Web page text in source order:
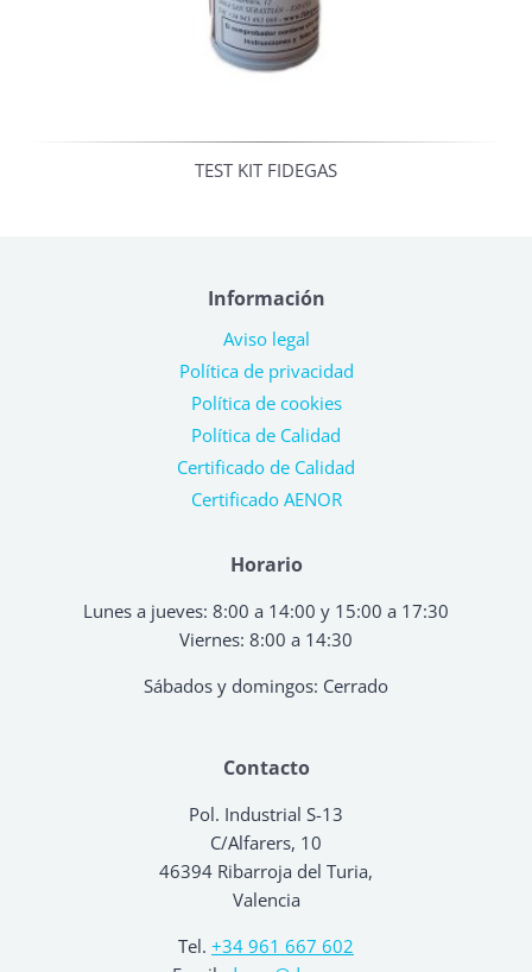
TEST KIT FIDEGAS
Contacto
Pol. Industrial S-13
C/Alfarers, 10
46394 Ribarroja del Turia,
Valencia
Tel. +34 961 667 602
Horario
Lunes a jueves: 8:00 a 14:00 y 15:00 a 17:30
Viernes: 8:00 a 14:30
Sábados y domingos: Cerrado
Información
Aviso legal
Política de privacidad
Política de cookies
Política de Calidad
Certificado de Calidad
Certificado AENOR